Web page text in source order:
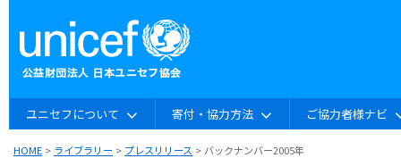
ユニセフについて 寄付・協力方法 ご協力者様ナビ
HOME > ライブラリー > プレスリリース > バックナンバー2005年